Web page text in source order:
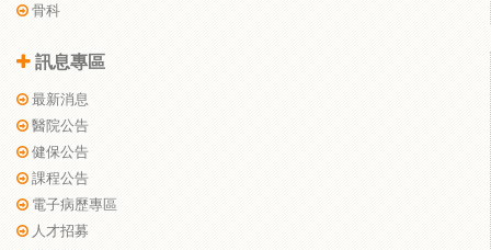
骨科
訊息專區
最新消息
醫院公告
健保公告
課程公告
電子病歷專區
人才招募